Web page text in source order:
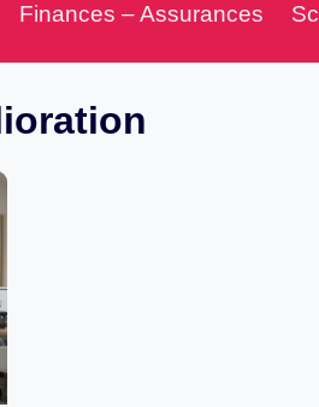
Finances – Assurances